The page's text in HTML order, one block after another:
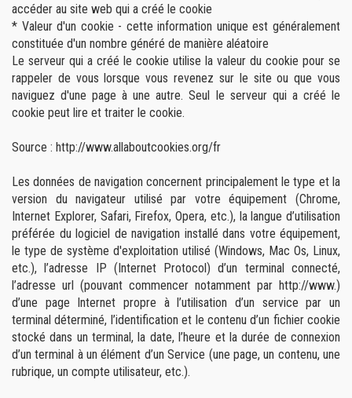
accéder au site web qui a créé le cookie
* Valeur d'un cookie - cette information unique est généralement
constituée d'un nombre généré de manière aléatoire
Le serveur qui a créé le cookie utilise la valeur du cookie pour se
rappeler de vous lorsque vous revenez sur le site ou que vous
naviguez d'une page à une autre. Seul le serveur qui a créé le
cookie peut lire et traiter le cookie.
Source : http://www.allaboutcookies.org/fr
Les données de navigation concernent principalement le type et la
version du navigateur utilisé par votre équipement (Chrome,
Internet Explorer, Safari, Firefox, Opera, etc.), la langue d’utilisation
préférée du logiciel de navigation installé dans votre équipement,
le type de système d'exploitation utilisé (Windows, Mac Os, Linux,
etc.), l’adresse IP (Internet Protocol) d’un terminal connecté,
l’adresse url (pouvant commencer notamment par http://www.)
d’une page Internet propre à l’utilisation d’un service par un
terminal déterminé, l’identification et le contenu d’un fichier cookie
stocké dans un terminal, la date, l’heure et la durée de connexion
d’un terminal à un élément d’un Service (une page, un contenu, une
rubrique, un compte utilisateur, etc.).